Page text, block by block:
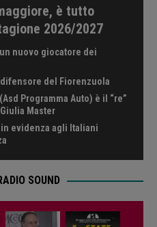
è tutto
2026/2027
nuovo giocatore dei
del Fiorenzuola
Programma Auto) è il “re”
Master
evidenza agli Italiani
SOUND